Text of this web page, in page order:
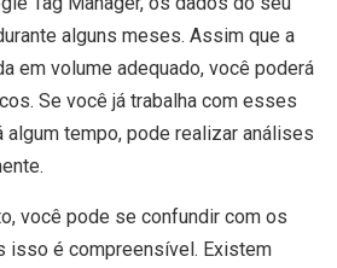
alguns meses. Assim que a
em volume adequado, você poderá
Se você já trabalha com esses
tempo, pode realizar análises
você pode se confundir com os
isso é compreensível. Existem